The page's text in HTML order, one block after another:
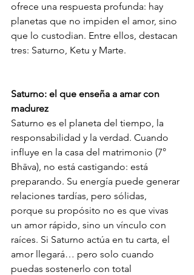
ofrece una respuesta profunda: hay
planetas que no impiden el amor, sino
que lo custodian. Entre ellos, destacan
tres: Saturno, Ketu y Marte.
Saturno: el que enseña a amar con
madurez
Saturno es el planeta del tiempo, la
responsabilidad y la verdad. Cuando
influye en la casa del matrimonio (7°
Bhāva), no está castigando: está
preparando. Su energía puede generar
relaciones tardías, pero sólidas,
porque su propósito no es que vivas
un amor rápido, sino un vínculo con
raíces. Si Saturno actúa en tu carta, el
amor llegará… pero solo cuando
puedas sostenerlo con total